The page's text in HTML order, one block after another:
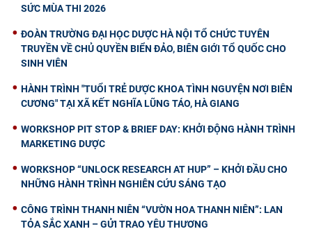
SỨC MÙA THI 2026
ĐOÀN TRƯỜNG ĐẠI HỌC DƯỢC HÀ NỘI TỔ CHỨC TUYÊN
TRUYỀN VỀ CHỦ QUYỀN BIỂN ĐẢO, BIÊN GIỚI TỔ QUỐC CHO
SINH VIÊN
HÀNH TRÌNH "TUỔI TRẺ DƯỢC KHOA TÌNH NGUYỆN NƠI BIÊN
CƯƠNG" TẠI XÃ KẾT NGHĨA LŨNG TÁO, HÀ GIANG
WORKSHOP PIT STOP & BRIEF DAY: KHỞI ĐỘNG HÀNH TRÌNH
MARKETING DƯỢC
WORKSHOP “UNLOCK RESEARCH AT HUP” – KHỞI ĐẦU CHO
NHỮNG HÀNH TRÌNH NGHIÊN CỨU SÁNG TẠO
CÔNG TRÌNH THANH NIÊN “VƯỜN HOA THANH NIÊN”: LAN
TỎA SẮC XANH – GỬI TRAO YÊU THƯƠNG